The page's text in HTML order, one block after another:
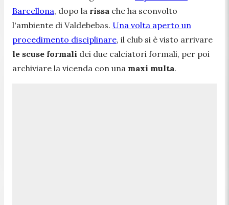
Barcellona, dopo la rissa che ha sconvolto
l'ambiente di Valdebebas. Una volta aperto un
procedimento disciplinare, il club si è visto arrivare
le scuse formali dei due calciatori formali, per poi
archiviare la vicenda con una maxi multa.